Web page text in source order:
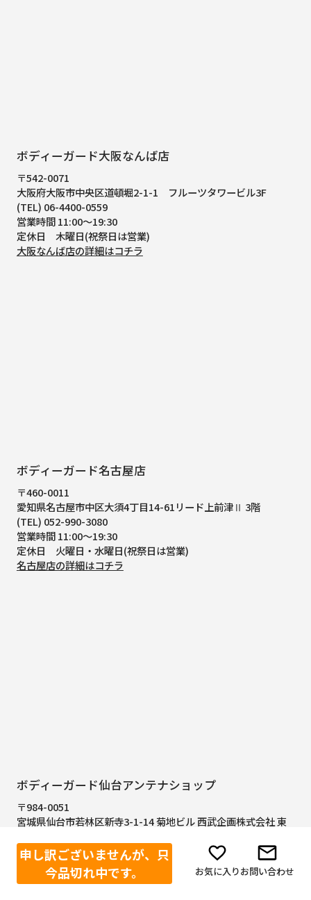
申し訳ございませんが、只
今品切れ中です。
お気に入りお問い合わせ
ボディーガード大阪なんば店
〒542-0071
大阪府大阪市中央区道頓堀2-1-1
フルーツタワービル3F
(TEL) 06-4400-0559
営業時間 11:00～19:30
定休日 木曜日(祝祭日は営業)
大阪なんば店の詳細はコチラ
ボディーガード名古屋店
〒460-0011
愛知県名古屋市中区大須4丁目14-61リード上前津Ⅱ 3階
(TEL) 052-990-3080
営業時間 11:00～19:30
定休日 火曜日・水曜日(祝祭日は営業)
名古屋店の詳細はコチラ
ボディーガード仙台アンテナショップ
〒984-0051
宮城県仙台市若林区新寺3-1-14 菊地ビル 西武企画株式会社 東
営業時間 9:00～17:00
定休日 土曜日・日曜日・祝日
※西武企画株式会社は株式会社エスエスボディーガードのグル